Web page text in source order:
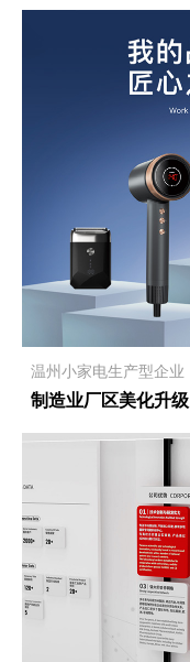
温州小家电生产型企业
制造业厂区美化升级